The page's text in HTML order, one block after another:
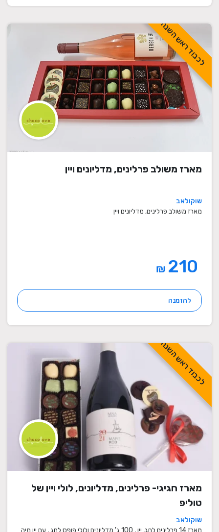
לכבוד ראש השנה
מארז משולב פרלינים, מדליונים ויין
שוקולאב
מארז משולב פרלינים, מדליונים ויין
₪
להזמנה
לכבוד ראש השנה
מארז חגיגי- פרלינים, מדליונים, לולי ויין של
טוליפ
שוקולאב
מארז 14 פרלינים לחג, יין , 100 ג' מדליונים ולולי פופס לחג , עם יין מיה